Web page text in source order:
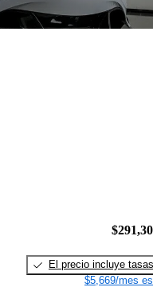
El precio incluye tasas
$5,669/mes